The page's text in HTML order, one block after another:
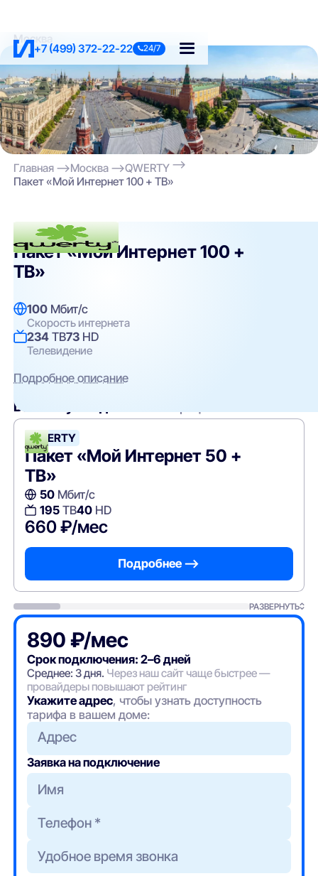
+7 (499) 372-22-22 24/7
Москва
Главная Москва
QWERTY
Пакет «Мой Интернет 100 + ТВ»
QWERTY
Пакет «Мой Интернет 100 +
ТВ»
100 Мбит/с
Скорость интернета
234 ТВ73 HD
Телевидение
Подробное описание
Вам могут подойти
QWERTY
Пакет «Мой Интернет 50 +
ТВ»
50Мбит/с
195ТВ40HD
660 ₽/мес
Подробнее —>
РАЗВЕРНУТЬ
890 ₽/мес
Срок подключения: 2–6 дней
Среднее: 3 дня. Через наш сайт чаще быстрее —
провайдеры повышают рейтинг
Укажите адрес, чтобы узнать доступность
тарифа в вашем доме:
Адрес
Заявка на подключение